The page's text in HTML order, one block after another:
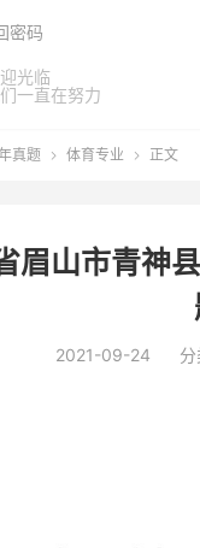
光临
一直在努力
密码
真题  体育专业  正文
眉山市青神
2021-09-24 分